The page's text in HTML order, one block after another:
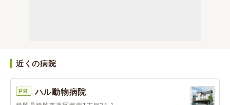
近くの病院
PR ハル動物病院